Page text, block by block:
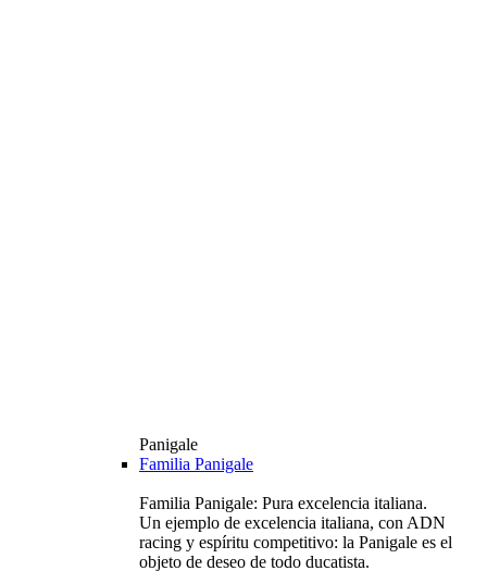
Panigale
Familia Panigale
Familia Panigale: Pura excelencia italiana.
Un ejemplo de excelencia italiana, con ADN
racing y espíritu competitivo: la Panigale es el
objeto de deseo de todo ducatista.